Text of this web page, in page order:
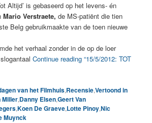
Altijd’ is gebaseerd op het levens- én
Mario Verstraete,de MS-patiënt die tien
Belg gebruikmaakte van de toen nieuwe
het verhaal zonder in de op de loer
Continue reading “15/5/2012: TOT
van het Filmhuis,Recensie,Vertoond in
Miller,Danny Elsen,Geert Van
,Koen De Graeve,Lotte Pinoy,Nic
Muynck